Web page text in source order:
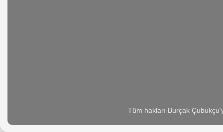
Tüm hakları Burçak